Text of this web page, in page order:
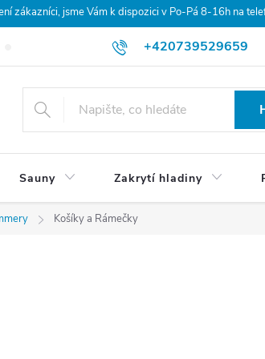
zákazníci, jsme Vám k dispozici v Po-Pá 8-16h na
+420739529659
Hodnocení obchodu Doprava a platba
Sauny Zakrytí hladiny
Košíky a Rámečky